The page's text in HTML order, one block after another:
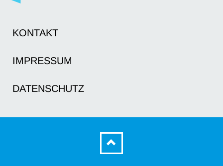
KONTAKT
IMPRESSUM
DATENSCHUTZ